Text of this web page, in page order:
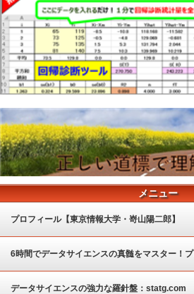
メニュー
プロフィール【東京情報大学・嵜山陽二郎】
6時間でデータサイエンスの真髄をマスター！
ート
データサイエンスの強力な羅針盤：statg.com